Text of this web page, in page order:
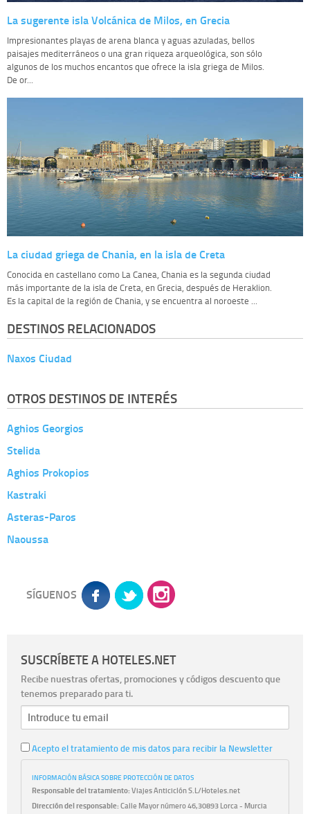
La sugerente isla Volcánica de Milos, en Grecia
Impresionantes playas de arena blanca y aguas azuladas, bellos
paisajes mediterráneos o una gran riqueza arqueológica, son sólo
algunos de los muchos encantos que ofrece la isla griega de Milos.
De or...
La ciudad griega de Chania, en la isla de Creta
Conocida en castellano como La Canea, Chania es la segunda ciudad
más importante de la isla de Creta, en Grecia, después de Heraklion.
Es la capital de la región de Chania, y se encuentra al noroeste ...
DESTINOS RELACIONADOS
Naxos Ciudad
OTROS DESTINOS DE INTERÉS
Aghios Georgios
Stelida
Aghios Prokopios
Kastraki
Asteras-Paros
Naoussa
SÍGUENOS
SUSCRÍBETE A HOTELES.NET
Recibe nuestras ofertas, promociones y códigos descuento que
tenemos preparado para ti.
Acepto el tratamiento de mis datos para recibir la Newsletter
INFORMACIÓN BÁSICA SOBRE PROTECCIÓN DE DATOS
Responsable del tratamiento:Viajes Anticiclón S.L/Hoteles.net
Dirección del responsable:Calle Mayor número 46,30893 Lorca - Murcia